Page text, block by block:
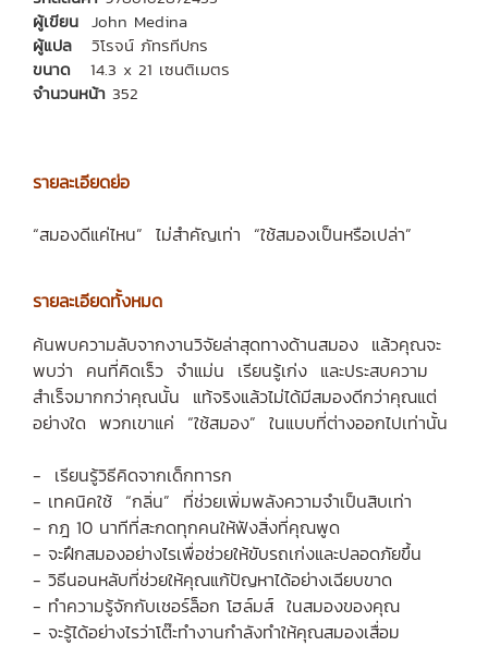
ผู้เขียน John Medina
ผู้แปล วิโรจน์ ภัทรทีปกร
ขนาด 14.3 x 21 เซนติเมตร
จำนวนหน้า 352
รายละเอียดย่อ
“สมองดีแค่ไหน” ไม่สำคัญเท่า “ใช้สมองเป็นหรือเปล่า”
รายละเอียดทั้งหมด
ค้นพบความลับจากงานวิจัยล่าสุดทางด้านสมอง แล้วคุณจะ
พบว่า คนที่คิดเร็ว จำแม่น เรียนรู้เก่ง และประสบความ
สำเร็จมากกว่าคุณนั้น แท้จริงแล้วไม่ได้มีสมองดีกว่าคุณแต่
อย่างใด พวกเขาแค่ “ใช้สมอง” ในแบบที่ต่างออกไปเท่านั้น
- เรียนรู้วิธีคิดจากเด็กทารก
- เทคนิคใช้ “กลิ่น” ที่ช่วยเพิ่มพลังความจำเป็นสิบเท่า
- กฎ 10 นาทีที่สะกดทุกคนให้ฟังสิ่งที่คุณพูด
- จะฝึกสมองอย่างไรเพื่อช่วยให้ขับรถเก่งและปลอดภัยขึ้น
- วิธีนอนหลับที่ช่วยให้คุณแก้ปัญหาได้อย่างเฉียบขาด
- ทำความรู้จักกับเชอร์ล็อก โฮล์มส์ ในสมองของคุณ
- จะรู้ได้อย่างไรว่าโต๊ะทำงานกำลังทำให้คุณสมองเสื่อม